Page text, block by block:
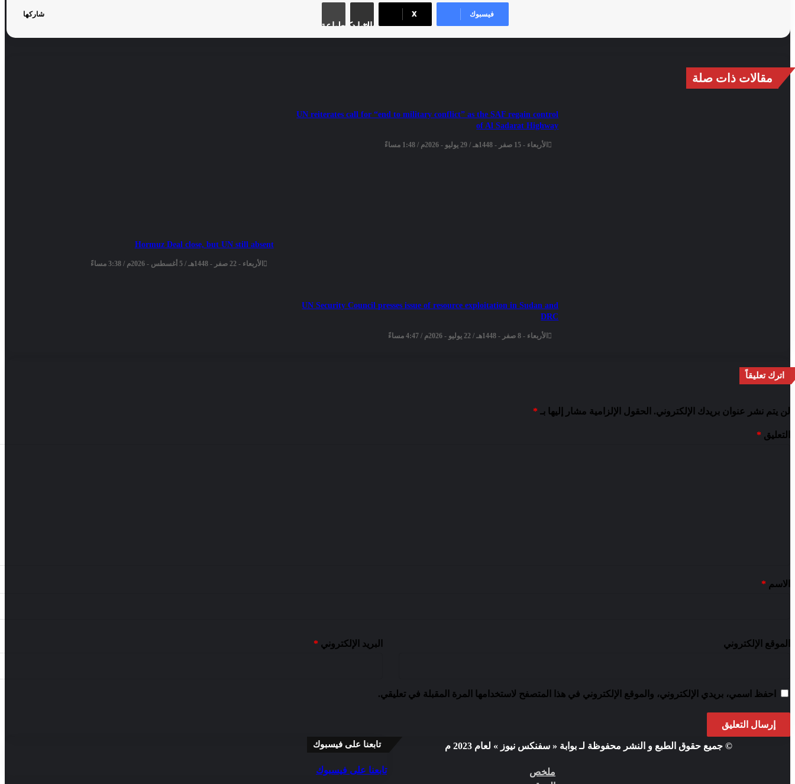
شاركها فيسبوك
X
مشاركة عبر البريد
طباعة
مقالات ذات صلة
Hormuz Deal close, but UN still absent
الأربعاء - 22 صفر - 1448هـ / 5 أغسطس - 2026م / 3:38 مساءً
UN reiterates call for “end to military conflict” as the SAF regain control
of Al Sadarat Highway
الأربعاء - 15 صفر - 1448هـ / 29 يوليو - 2026م / 1:48 مساءً
UN Security Council presses issue of resource exploitation in Sudan and
DRC
الأربعاء - 8 صفر - 1448هـ / 22 يوليو - 2026م / 4:47 مساءً
اترك تعليقاً
لن يتم نشر عنوان بريدك الإلكتروني. الحقول الإلزامية مشار إليها بـ *
التعليق *
الاسم *
البريد الإلكتروني * الموقع الإلكتروني
احفظ اسمي، بريدي الإلكتروني، والموقع الإلكتروني في هذا المتصفح لاستخدامها المرة المقبلة في تعليقي.
تابعنا على فيسبوك
تابعنا على فيسبوك
© جميع حقوق الطبع و النشر محفوظة لـ بوابة « سفنكس نيوز » لعام 2023 م
ملخص